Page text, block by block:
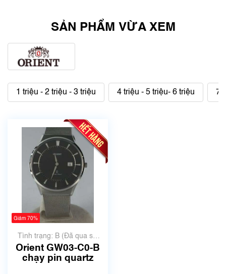
SẢN PHẨM VỪA XEM
1 triệu - 2 triệu - 3 triệu 4 triệu - 5 triệu- 6 triệu 7
Giảm 70%
Tình trạng: B (Đã qua sử
dụng, hàng đẹp, có chút
xước dăm)
Orient GW03-C0-B
chạy pin quartz